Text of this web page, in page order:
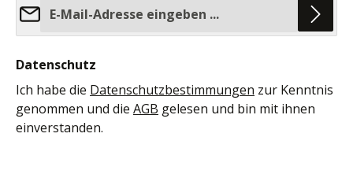
Datenschutz
Ich habe die Datenschutzbestimmungen zur Kenntnis
genommen und die AGB gelesen und bin mit ihnen
einverstanden.